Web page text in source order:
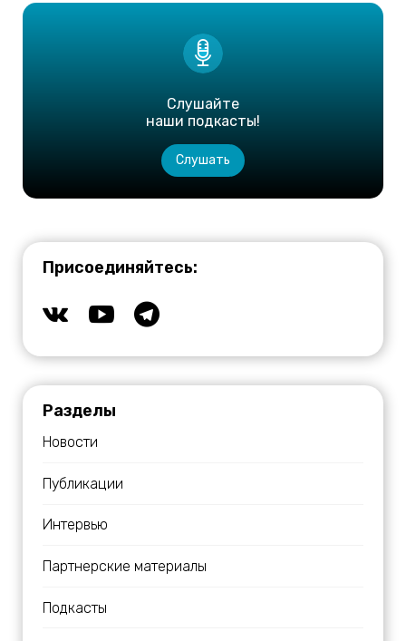
Слушайте
наши подкасты!
Слушать
Присоединяйтесь:
Разделы
Новости
Публикации
Интервью
Партнерские материалы
Подкасты